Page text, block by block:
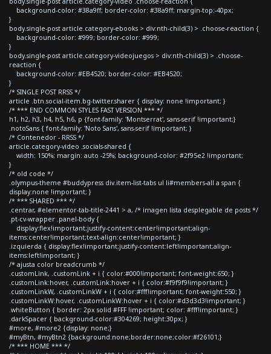
background-color: #38a9ff; border-color: #38a9ff; margin-top:-40px;
}
body.single-post article.category-ebooks > div:nth-child(3) > .choose-reaction {
background-color: #999; border-color: #999;
}
body.single-post article.category-videojuegos > div:nth-child(3) > .choose-
reaction {
background-color: #EB4520; border-color: #EB4520;
}
/* SINGLE POST RRSS */
article .btn.social-item.bg-twitter.sharer { display: none !important; }
/* *** END COMMON STYLES FAST VERSION *** */
h1, h2, h3, h4, h5, h6, p {font-family: 'Montserrat', sans-serif !important;}
.notoSans { font-family: 'Noto Sans', sans-serif !important; }
/* Contenedor - RRSS */
article.category-video .socials-shared {
width: 150%; margin: auto -25%; background-color: #2f95e2 !important;
}
/* old code */
.olympus-theme #buddypress div.item-list-tabs ul li#members-all a span {
display:none !important; }
/* *** SHARED *** */
.centrar, #elementor-tab-title-2441 > a, /* imagen lista desplegable de posts */
.pt-cv-wrapper .panel-body {
display:flex!important;justify-content:center!important;align-
items:center!important;text-align:center!important; }
.izquierda { display:flex!important;justify-content:left!important;align-
items:left!important; }
/* ajusta color breadcrumb */
.customLink, .customLink + i { color:#000!important; font-weight:650; }
.customLink:hover, .customLink:hover + i { color:#f9f9f9!important; }
.customLinkW, .customLinkW + i { color:#fff!important; font-weight:550; }
.customLinkW:hover, .customLinkW:hover + i { color:#d3d3d3!important; }
.whiteButton { border: 2px solid #FFF !important; color: #fff!important; }
.darkSpacer { background-color:#304269; height:30px; }
#more, #more2 {display: none;}
#myBtn, #myBtn2 {background:none;border:none;color:#f26101;}
/* *** HOME *** */